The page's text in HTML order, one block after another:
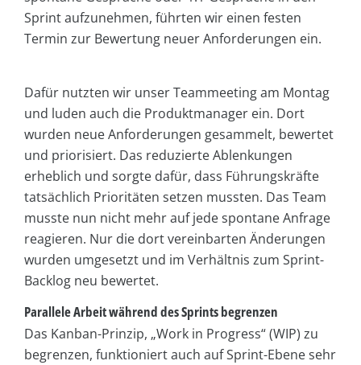
Sprint aufzunehmen, führten wir einen festen
Termin zur Bewertung neuer Anforderungen ein.
Dafür nutzten wir unser Teammeeting am Montag
und luden auch die Produktmanager ein. Dort
wurden neue Anforderungen gesammelt, bewertet
und priorisiert. Das reduzierte Ablenkungen
erheblich und sorgte dafür, dass Führungskräfte
tatsächlich Prioritäten setzen mussten. Das Team
musste nun nicht mehr auf jede spontane Anfrage
reagieren. Nur die dort vereinbarten Änderungen
wurden umgesetzt und im Verhältnis zum Sprint-
Backlog neu bewertet.
Parallele Arbeit während des Sprints begrenzen
Das Kanban-Prinzip, „Work in Progress“ (WIP) zu
begrenzen, funktioniert auch auf Sprint-Ebene sehr